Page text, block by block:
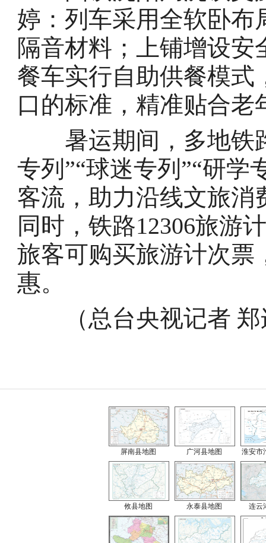
婷：列车采用全软卧布
隔音材料；上铺增设
餐车实行自助供餐模式
口的标准，精准贴合
暑运期间，多地铁
专列”“球迷专列”“研学
客流，助力沿线文旅消
同时，铁路12306旅游
旅客可购买旅游计次票
惠。
（总台央视记者 郑
屏南县地图 广河县地图 淮安市
攸县地图 永泰县地图 连云